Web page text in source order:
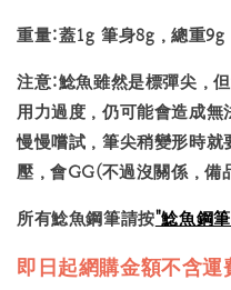
重量:蓋1g 筆身8g，總重9g
注意:鯰魚雖然是標彈尖，
用力過度，仍可能會造成
慢慢嚐試，筆尖稍變形時就
壓，會GG(不過沒關係，備
所有鯰魚鋼筆請按"鯰魚鋼
即日起網購金額不含